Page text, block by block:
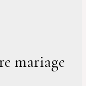
mariage